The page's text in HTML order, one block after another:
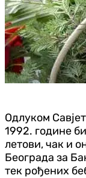
Одлуком
1992. године
летови, чак и
Београда за
тек рођених